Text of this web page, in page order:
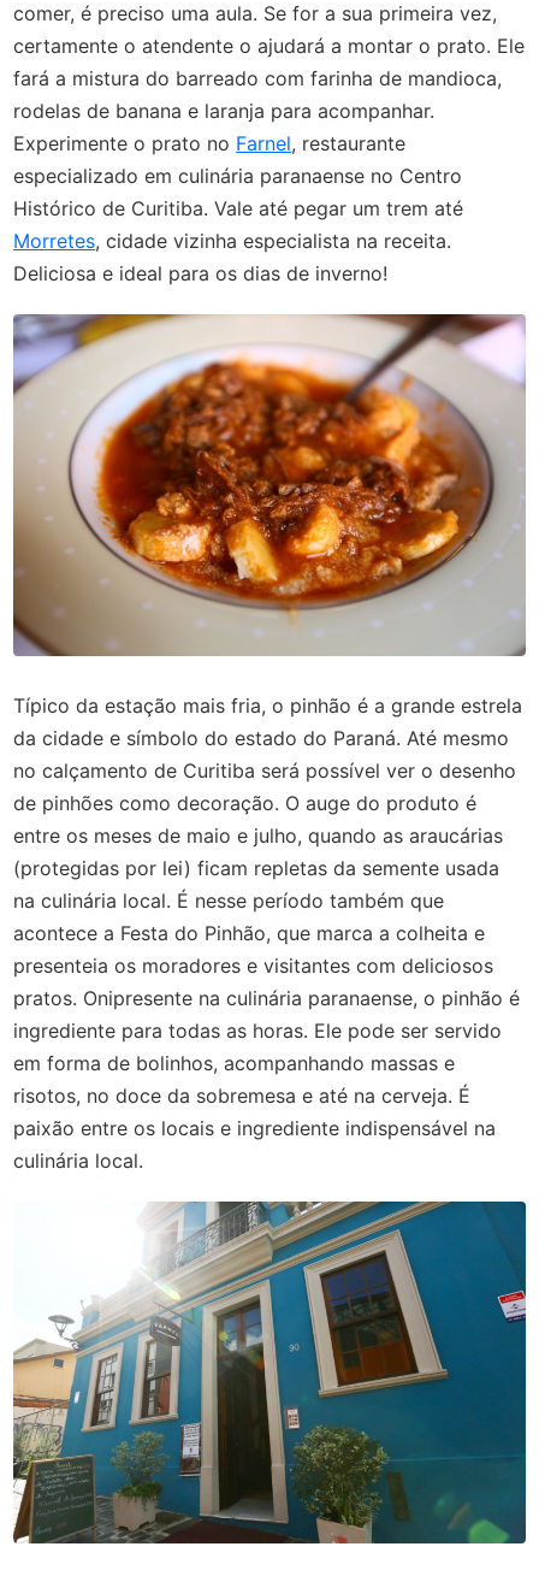
comer, é preciso uma aula. Se for a sua primeira vez,
certamente o atendente o ajudará a montar o prato. Ele
fará a mistura do barreado com farinha de mandioca,
rodelas de banana e laranja para acompanhar.
Experimente o prato no Farnel, restaurante
especializado em culinária paranaense no Centro
Histórico de Curitiba. Vale até pegar um trem até
Morretes, cidade vizinha especialista na receita.
Deliciosa e ideal para os dias de inverno!
Típico da estação mais fria, o pinhão é a grande estrela
da cidade e símbolo do estado do Paraná. Até mesmo
no calçamento de Curitiba será possível ver o desenho
de pinhões como decoração. O auge do produto é
entre os meses de maio e julho, quando as araucárias
(protegidas por lei) ficam repletas da semente usada
na culinária local. É nesse período também que
acontece a Festa do Pinhão, que marca a colheita e
presenteia os moradores e visitantes com deliciosos
pratos. Onipresente na culinária paranaense, o pinhão é
ingrediente para todas as horas. Ele pode ser servido
em forma de bolinhos, acompanhando massas e
risotos, no doce da sobremesa e até na cerveja. É
paixão entre os locais e ingrediente indispensável na
culinária local.